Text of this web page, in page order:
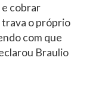
cobrar
trava o próprio
com que
Braulio